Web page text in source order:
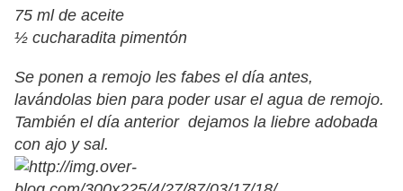
75 ml de aceite
½ cucharadita pimentón
Se ponen a remojo les fabes el día antes,
lavándolas bien para poder usar el agua de remojo.
También el día anterior dejamos la liebre adobada
con ajo y sal.